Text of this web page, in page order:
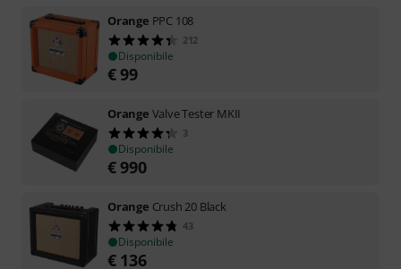
Orange PPC 108
212
Disponibile
€99
Orange Valve Tester MKII
3
Disponibile
€990
Orange Crush 20 Black
43
Disponibile
€ 136